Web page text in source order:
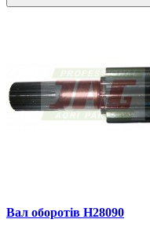
Вал оборотів H28090